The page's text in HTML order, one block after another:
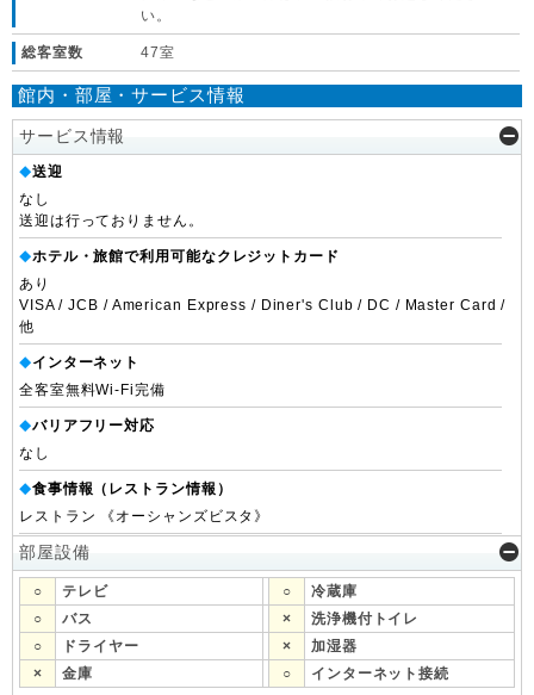
い。
総客室数 47室
館内・部屋・サービス情報
サービス情報
◆送迎
なし
送迎は行っておりません。
◆ホテル・旅館で利用可能なクレジットカード
あり
VISA / JCB / American Express / Diner's Club / DC / Master Card /
他
◆インターネット
全客室無料Wi-Fi完備
◆バリアフリー対応
なし
◆食事情報（レストラン情報）
レストラン 《オーシャンズビスタ》
部屋設備
○ テレビ ○
冷蔵庫
○
バス ×
洗浄機付トイレ
○
ドライヤー ×
加湿器
×
金庫 ○
インターネット接続